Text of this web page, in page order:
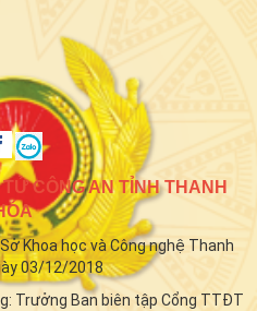
CÔNG AN TỈNH THANH
Khoa học và Công nghệ Thanh
03/12/2018
Trưởng Ban biên tập Cổng TTĐT